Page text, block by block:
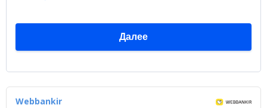
Webbankir